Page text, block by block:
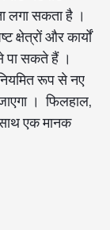
लगा सकता है ।
क्षेत्रों और कार्यों
पा सकते हैं ।
रूप से नए
। फिलहाल,
एक मानक